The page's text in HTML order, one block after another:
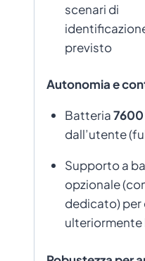
scenari di
previsto
Autonomia e
Batteria
dall’utente
Supporto a
opzionale
dedicato) per
ulteriormente